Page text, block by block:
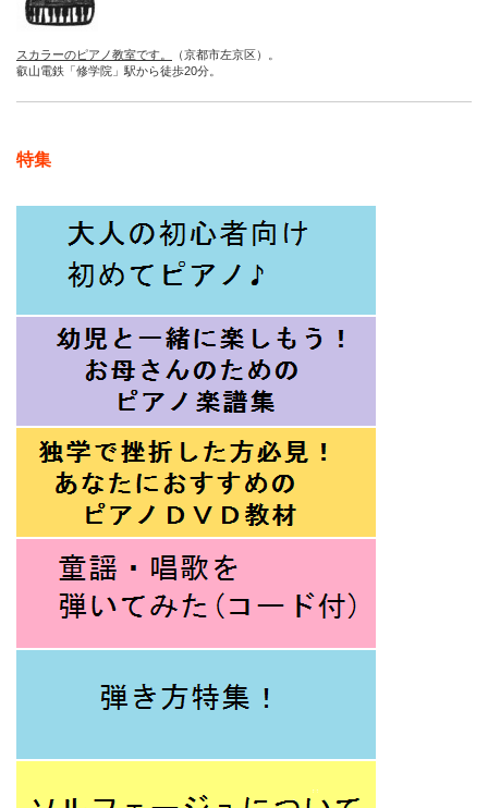
スカラーのピアノ教室です。
（京都市左京区）。
叡山電鉄「修学院」駅から徒歩20分。
特集